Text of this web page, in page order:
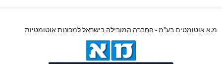
מ.א אוטומטים בע"מ - החברה המובילה בישראל למכונות אוטומטיות